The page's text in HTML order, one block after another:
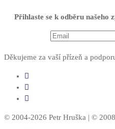
Přihlaste se k odběru našeho
Děkujeme za vaší přízeň a
© 2004-2026 Petr Hruška | ©